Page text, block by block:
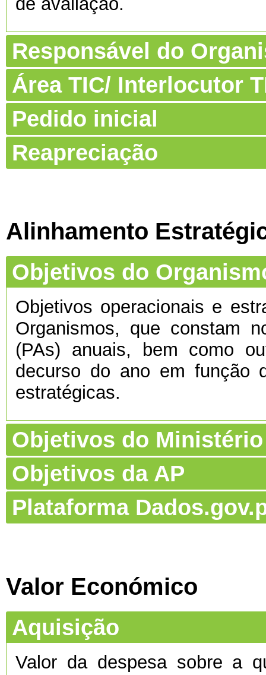
Responsável do
Área TIC/ Interlocutor
Pedido inicial
Reapreciação
Alinhamento
Objetivos do
Objetivos operacionais e
Organismos, que constam
(PAs) anuais, bem como
decurso do ano em função
estratégicas.
Objetivos do Ministério
Objetivos da AP
Plataforma
Valor Económico
Aquisição
Valor da despesa sobre a